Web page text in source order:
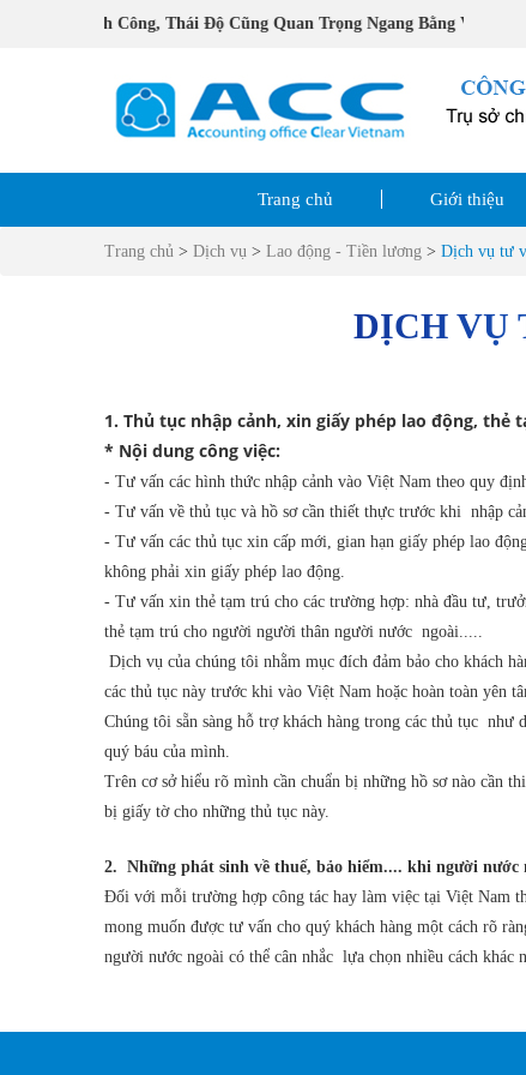
Để Thành Công, Thái Độ Cũng Quan Trọng Ngang Bằng Với Khả
Trang chủ Giới thiệu
Trang chủ > Dịch vụ > Lao động - Tiền lương > Dịch vụ tư
DỊCH VỤ
1. Thủ tục nhập cảnh, xin giấy phép lao động, thẻ
* Nội dung công việc:
- Tư vấn các hình thức nhập cảnh vào Việt Nam theo quy
- Tư vấn về thủ tục và hồ sơ cần thiết thực trước khi nhập
- Tư vấn các thủ tục xin cấp mới, gian hạn giấy phép lao
không phải xin giấy phép lao động.
- Tư vấn xin thẻ tạm trú cho các trường hợp: nhà đầu tư,
thẻ tạm trú cho người người thân người nước ngoài.....
Dịch vụ của chúng tôi nhằm mục đích đảm bảo cho khách
các thủ tục này trước khi vào Việt Nam hoặc hoàn toàn yên
Chúng tôi sẵn sàng hỗ trợ khách hàng trong các thủ tục
quý báu của mình.
Trên cơ sở hiểu rõ mình cần chuẩn bị những hồ sơ nào cần
bị giấy tờ cho những thủ tục này.
2. Những phát sinh về thuế, bảo hiểm.... khi người nước
Đối với mỗi trường hợp công tác hay làm việc tại Việt Nam
mong muốn được tư vấn cho quý khách hàng một cách rõ
người nước ngoài có thể cân nhắc lựa chọn nhiều cách khác